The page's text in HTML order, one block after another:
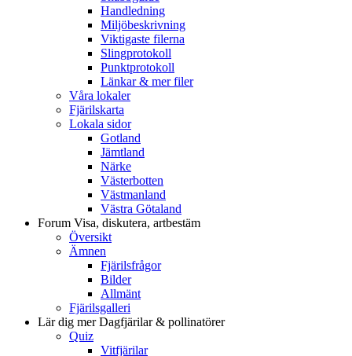
Handledning
Miljöbeskrivning
Viktigaste filerna
Slingprotokoll
Punktprotokoll
Länkar & mer filer
Våra lokaler
Fjärilskarta
Lokala sidor
Gotland
Jämtland
Närke
Västerbotten
Västmanland
Västra Götaland
Forum Visa, diskutera, artbestäm
Översikt
Ämnen
Fjärilsfrågor
Bilder
Allmänt
Fjärilsgalleri
Lär dig merDagfjärilar & pollinatörer
Quiz
Vitfjärilar